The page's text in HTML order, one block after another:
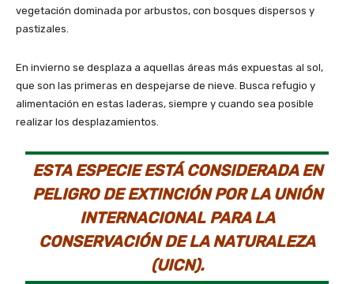
vegetación dominada por arbustos, con bosques dispersos y
pastizales.
En invierno se desplaza a aquellas áreas más expuestas al sol,
que son las primeras en despejarse de nieve. Busca refugio y
alimentación en estas laderas, siempre y cuando sea posible
realizar los desplazamientos.
ESTA ESPECIE ESTÁ CONSIDERADA EN
PELIGRO DE EXTINCIÓN POR LA UNIÓN
INTERNACIONAL PARA LA
CONSERVACIÓN DE LA NATURALEZA
(UICN).